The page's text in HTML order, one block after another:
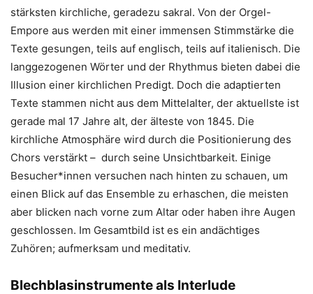
stärksten kirchliche, geradezu sakral. Von der Orgel-
Empore aus werden mit einer immensen Stimmstärke die
Texte gesungen, teils auf englisch, teils auf italienisch. Die
langgezogenen Wörter und der Rhythmus bieten dabei die
Illusion einer kirchlichen Predigt. Doch die adaptierten
Texte stammen nicht aus dem Mittelalter, der aktuellste ist
gerade mal 17 Jahre alt, der älteste von 1845. Die
kirchliche Atmosphäre wird durch die Positionierung des
Chors verstärkt – durch seine Unsichtbarkeit. Einige
Besucher*innen versuchen nach hinten zu schauen, um
einen Blick auf das Ensemble zu erhaschen, die meisten
aber blicken nach vorne zum Altar oder haben ihre Augen
geschlossen. Im Gesamtbild ist es ein andächtiges
Zuhören; aufmerksam und meditativ.
Blechblasinstrumente als Interlude